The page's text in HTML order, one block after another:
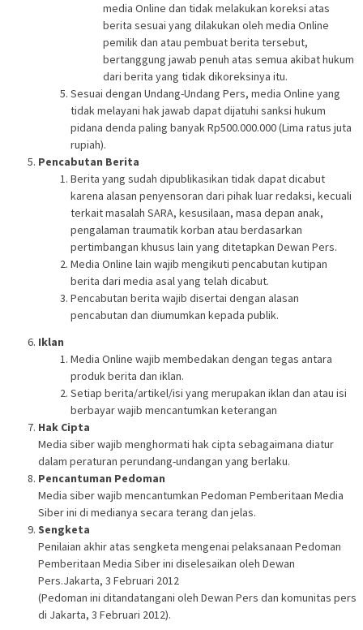
media Online dan tidak melakukan koreksi atas
berita sesuai yang dilakukan oleh media Online
pemilik dan atau pembuat berita tersebut,
bertanggung jawab penuh atas semua akibat hukum
dari berita yang tidak dikoreksinya itu.
Sesuai dengan Undang-Undang Pers, media Online yang
tidak melayani hak jawab dapat dijatuhi sanksi hukum
pidana denda paling banyak Rp500.000.000 (Lima ratus juta
rupiah).
Pencabutan Berita
Berita yang sudah dipublikasikan tidak dapat dicabut
karena alasan penyensoran dari pihak luar redaksi, kecuali
terkait masalah SARA, kesusilaan, masa depan anak,
pengalaman traumatik korban atau berdasarkan
pertimbangan khusus lain yang ditetapkan Dewan Pers.
Media Online lain wajib mengikuti pencabutan kutipan
berita dari media asal yang telah dicabut.
Pencabutan berita wajib disertai dengan alasan
pencabutan dan diumumkan kepada publik.
Iklan
Media Online wajib membedakan dengan tegas antara
produk berita dan iklan.
Setiap berita/artikel/isi yang merupakan iklan dan atau isi
berbayar wajib mencantumkan keterangan
Hak Cipta
Media siber wajib menghormati hak cipta sebagaimana diatur
dalam peraturan perundang-undangan yang berlaku.
Pencantuman Pedoman
Media siber wajib mencantumkan Pedoman Pemberitaan Media
Siber ini di medianya secara terang dan jelas.
Sengketa
Penilaian akhir atas sengketa mengenai pelaksanaan Pedoman
Pemberitaan Media Siber ini diselesaikan oleh Dewan
Pers.Jakarta, 3 Februari 2012
(Pedoman ini ditandatangani oleh Dewan Pers dan komunitas pers
di Jakarta, 3 Februari 2012).